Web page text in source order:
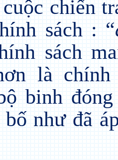
chiến
sách : “
sách
là chính
binh
bố như đã